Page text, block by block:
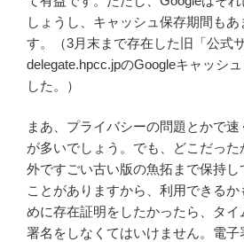
しょうし、キャッシュ保存期間も
す。（3月末まで存在した旧「公式サ
delegate.hpcc.jpのGoogleキャッシ
した。）
まあ、プライバシーの問題とかで速
が多いでしょう。でも、どこだっ
外ですごい古い版の魚拓まで保持し
ことがありますから、利用できる
めに存在証明をしたかったら、タ
署名をしなくてはいけません。電子